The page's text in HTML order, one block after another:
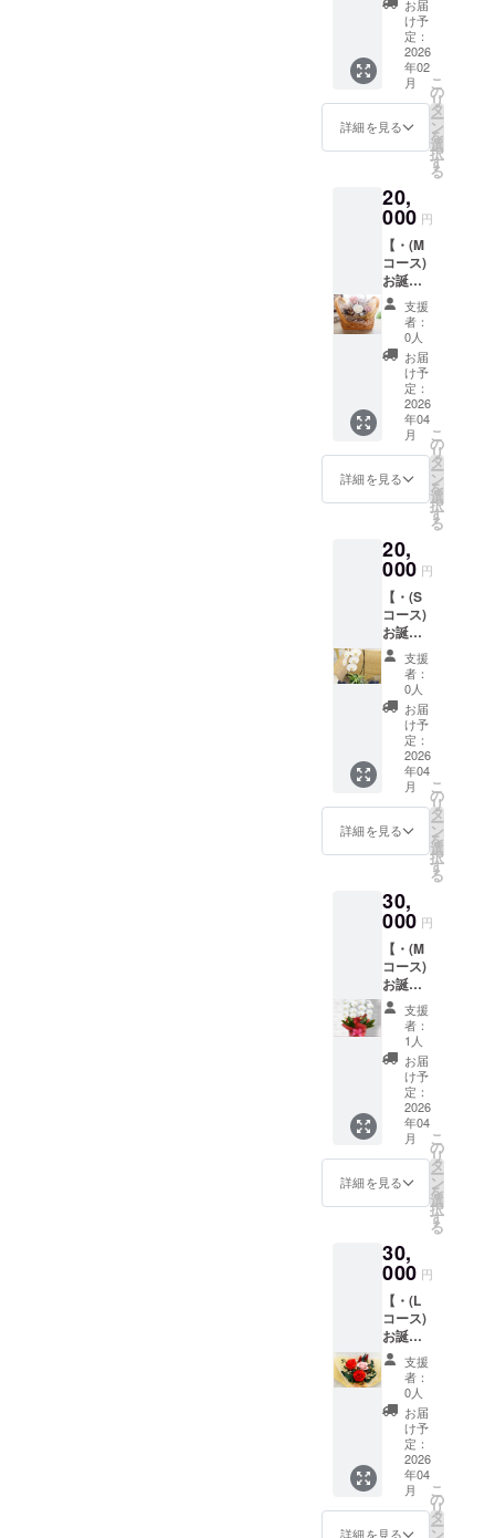
編集し
て、備
考欄に
コピペ
して下
さい。
■ご希望
の香り■
・有り
好きな
香りや
苦手な
香りを
ご記入
下さい
） ② （
お好き
な香り
や苦手
な香り
をご記
入下さ
③（ お
好きな
香りや
苦手な
香りを
下さい
） ※同
じ系統
を複数
本でも
可能で
す。 ・
無し（
あまり
クセの
ないオ
イルを3
種類お
届けし
ます ） ​
─────
──​
─────
──
─────
の香り
をご記
入下さ
い ） ②
（ お好
のみの
記入下
さい ）
りクセ
のない
オイル
を2本お
届けし
ます） ​
【アロ
マスプ
レー】
・有り
①（ お
好のみ
の香り
や用途
等をご
さい ）
② （ お
や用途
等を記
入下さ
い ） ・
無し （
あまり
クセの
ないス
プレー
を2本お
届けし
ます） ​
─────
─────
不可)を
備考欄
にご記
入下さ
い、 特
にない
場合は
をお願
い致し
ます。
※画像は
イメー
ジで
す。
─────
─────
── お誕
生日：
ご希望
のお色
目： ・
有り (
ご希望
載して
下さ
い。 ) ​
─────
──​
─────
──
客様負
担とさ
せて頂
きま
す。) イ
ベント
内容に
ズ要素
がござ
います
ので、
当日ま
で楽し
みにお
待ち下
さい。
■ご家族
様やご
友人の
方との
参加を
ご希望
の際
は、人
い致し
ます。
※設備の
関係
上、小
学生未
満のお
子様の
ご参加
はご遠
慮下さ
い。 ■
翌日の2
月28日
(土)12
時も開
催しま
ちらの
リター
ンもご
検討よ
ろしく
お願い
致しま
す。 ※
詳細が
決まり
次第、
メール
にてご
連絡を
致しま
開催日
時が変
たら、
遅くて
も開催
決定日
の7日前
までに
はメー
ルにて
ご連絡
致しま
す。 ※
開催日
時の変
更が理
由での
待・】
2月28日
(土)12
時～17
時(昼食
付き)の
プレ
オーブ
ンシー
トイベ
ント
に、1日
ご招待
させて
頂きま
す。 (交
通費に
関して
はお客
様負担
とさせ
て頂き
ます。)
イベン
ト内容
につい
素がご
ざいま
すの
で、当
日まで
楽しみ
にお待
ち下さ
い。 ■
ご家族
様やご
友人の
方との
参加を
ご希望
の際
は、人
い致し
ます。
※設備の
関係
上、小
学生未
満のお
子様の
ご参加
はご遠
慮下さ
い。 ■
前日の2
月27日
(金)12
時も開
催しま
ちらの
リター
ンもご
検討よ
ろしく
お願い
致しま
す。 ※
詳細が
決まり
次第、
メール
にてご
連絡を
致しま
お届
け予
定：
2026
年02
月
詳細を見る
こ
の
リ
タ
ー
ン
を
選
択
す
る
20,
000 円
【・(M
コース)
お誕生
日月に
ブリ
ザード
フラ
ワーと
メッ
セージ
カード
のお届
け・】
新サロ
ン開業
の翌月
初めて
迎える
貴方様
のお誕
生日月
に、ギ
フトを
お届け
致しま
す。 ①
ブリ
ザード
フラ
ワー(6
千円相
当) ②
メッ
に、お
誕生日
のご記
入をお
願い致
しま
す。 ※
お好き
なお色
味(花の
指定不
可)を備
考欄に
ご記入
下さ
い。 特
にない
ご選択
下さ
い。 ※
画像は
イメー
ジで
す。
─────
─────
── お誕
生日：
ご希望
のお色
目： ・
支援
者：
0人
お届
け予
定：
2026
年04
月
詳細を見る
こ
の
リ
タ
ー
ン
を
選
択
す
る
20,
000 円
【・(S
コース)
お誕生
日月に
胡蝶蘭
の鉢植
えと
メッ
セージ
カード
のお届
け・】
新サロ
ン開業
の翌月
以降、
迎える
貴方様
のお誕
生日月
に、ギ
フトを
お届け
致しま
す。 ①
胡蝶蘭
(白色系)
の鉢植
え(6千
円相当)
②メッ
セージ
カード
のご記
入をお
願い致
しま
す。 ※
画像は
イメー
ジで
す。
支援
者：
0人
お届
け予
定：
2026
年04
月
詳細を見る
こ
の
リ
タ
ー
ン
を
選
択
す
る
30,
000 円
【・(M
コース)
お誕生
日月に
胡蝶蘭
の鉢植
えと
メッ
セージ
カード
のお届
け・】
新サロ
ン開業
の翌月
以降、
迎える
貴方様
のお誕
生日月
にギフ
トをお
届け致
しま
す。 ①
胡蝶蘭
(白色系)
の鉢植
え(1万
円相当)
②メッ
セージ
カード
支援
者：
1人
お届
け予
定：
2026
年04
月
詳細を見る
こ
の
リ
タ
ー
ン
を
選
択
す
る
30,
000 円
【・(L
コース)
お誕生
日月に
ギフト
とメッ
セージ
カード
のお届
け・】
新サロ
ン開業
の翌月
以降、
支援
者：
0人
お届
け予
定：
2026
年04
月
詳細を見る
こ
の
リ
タ
ー